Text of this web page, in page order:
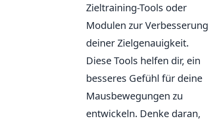
Zieltraining-Tools oder
Modulen zur Verbesserung
deiner Zielgenauigkeit.
Diese Tools helfen dir, ein
besseres Gefühl für deine
Mausbewegungen zu
entwickeln. Denke daran,